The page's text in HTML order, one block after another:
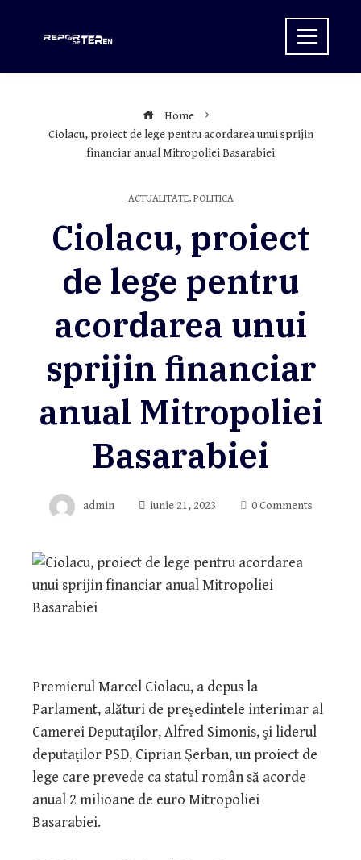
Home
Ciolacu, proiect de lege pentru acordarea unui sprijin
financiar anual Mitropoliei Basarabiei
ACTUALITATE, POLITICA
Ciolacu, proiect
de lege pentru
acordarea unui
sprijin financiar
anual Mitropoliei
Basarabiei
admin iunie 21, 2023 0 Comments
Premierul Marcel Ciolacu, a depus la
Parlament, alături de preşedintele interimar al
Camerei Deputaţilor, Alfred Simonis, şi liderul
deputaţilor PSD, Ciprian Şerban, un proiect de
lege care prevede ca statul român să acorde
anual 2 milioane de euro Mitropoliei
Basarabiei.